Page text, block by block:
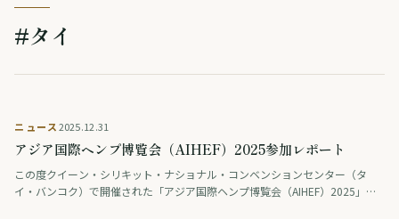
#タイ
ニュース2025.12.31
アジア国際ヘンプ博覧会（AIHEF）2025参加レポート
この度クイーン・シリキット・ナショナル・コンベンションセンター（タ
イ・バンコク）で開催された「アジア国際ヘンプ博覧会（AIHEF）2025」